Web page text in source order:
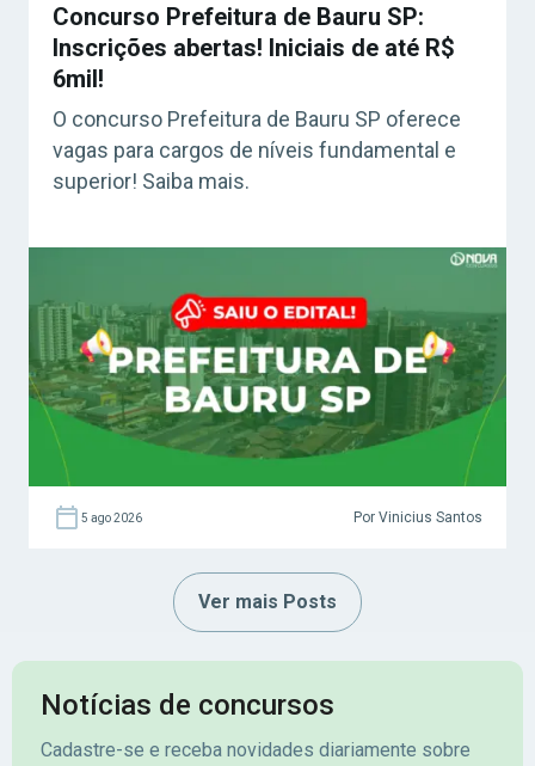
Concurso Prefeitura de Bauru SP:
Inscrições abertas! Iniciais de até R$
6mil!
O concurso Prefeitura de Bauru SP oferece
vagas para cargos de níveis fundamental e
superior! Saiba mais.
5 ago 2026 Por Vinicius Santos
Ver mais Posts
Notícias de concursos
Cadastre-se e receba novidades diariamente sobre